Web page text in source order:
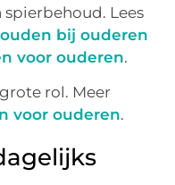
Lees
bij ouderen
voor ouderen.
rol. Meer
voor ouderen.